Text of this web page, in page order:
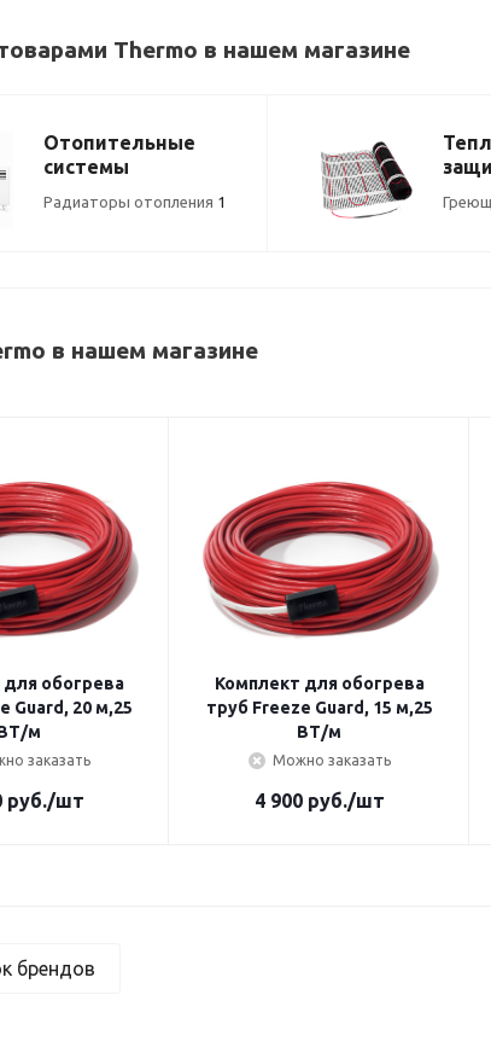
Thermo в нашем магазине
Отопительные
системы
Радиаторы отопления 1
в нашем магазине
обогрева
м
заказать
руб./шт
Комплект для обогрева
труб Freeze Guard, 15 м,25
ВТ/м
Можно заказать
4 900руб./шт
брендов